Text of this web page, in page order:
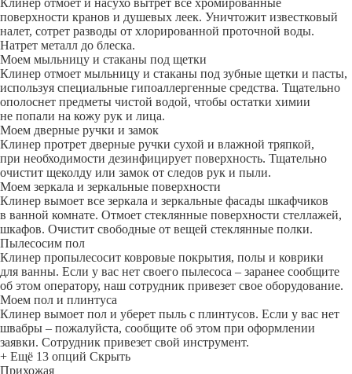
Клинер отмоет и насухо вытрет все хромированные
поверхности кранов и душевых леек. Уничтожит известковый
налет, сотрет разводы от хлорированной проточной воды.
Натрет металл до блеска.
Моем мыльницу и стаканы под щетки
Клинер отмоет мыльницу и стаканы под зубные щетки и пасты,
используя специальные гипоаллергенные средства. Тщательно
ополоснет предметы чистой водой, чтобы остатки химии
не попали на кожу рук и лица.
Моем дверные ручки и замок
Клинер протрет дверные ручки сухой и влажной тряпкой,
при необходимости дезинфицирует поверхность. Тщательно
очистит щеколду или замок от следов рук и пыли.
Моем зеркала и зеркальные поверхности
Клинер вымоет все зеркала и зеркальные фасады шкафчиков
в ванной комнате. Отмоет стеклянные поверхности стеллажей,
шкафов. Очистит свободные от вещей стеклянные полки.
Пылесосим пол
Клинер пропылесосит ковровые покрытия, полы и коврики
для ванны. Если у вас нет своего пылесоса – заранее сообщите
об этом оператору, наш сотрудник привезет свое оборудование.
Моем пол и плинтуса
Клинер вымоет пол и уберет пыль с плинтусов. Если у вас нет
швабры – пожалуйста, сообщите об этом при оформлении
заявки. Сотрудник привезет свой инструмент.
+ Ещё 13 опций Скрыть
Прихожая